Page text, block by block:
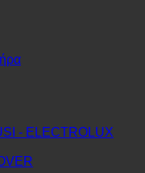
- ELECTROLUX